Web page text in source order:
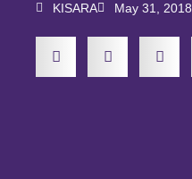
KISARA May 31, 2018